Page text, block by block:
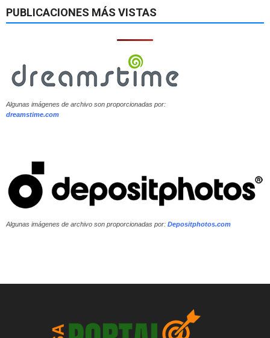
PUBLICACIONES MÁS VISTAS
Algunas imágenes de archivo son proporcionadas por:
dreamstime.com
Algunas imágenes de archivo son proporcionadas por: Depositphotos.com